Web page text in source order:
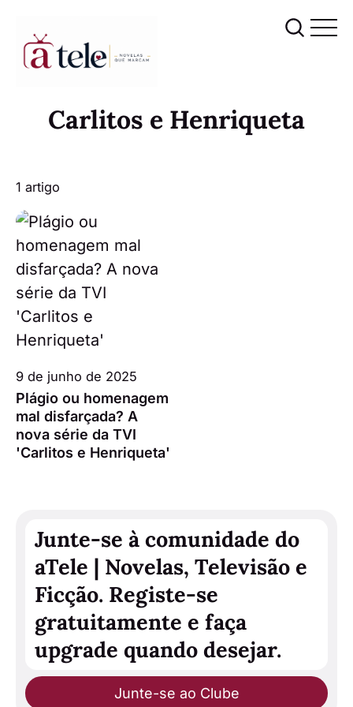
Carlitos e Henriqueta
1 artigo
9 de junho de 2025
Plágio ou homenagem
mal disfarçada? A
nova série da TVI
'Carlitos e Henriqueta'
Junte-se à comunidade do
aTele | Novelas, Televisão e
Ficção. Registe-se
gratuitamente e faça
upgrade quando desejar.
Junte-se ao Clube